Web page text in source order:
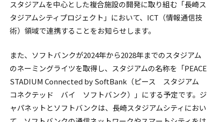
スタジアムを中心とした複合施設の開発に取り組む「長崎ス
タジアムシティプロジェクト」において、ICT（情報通信技
術）領域で連携することをお知らせします。
また、ソフトバンクが2024年から2028年までのスタジアム
のネーミングライツを取得し、スタジアムの名称を「PEACE
STADIUM Connected by SoftBank（ピース スタジアム
コネクテッド バイ ソフトバンク）」にする予定です。ジ
ャパネットとソフトバンクは、長崎スタジアムシティにおい